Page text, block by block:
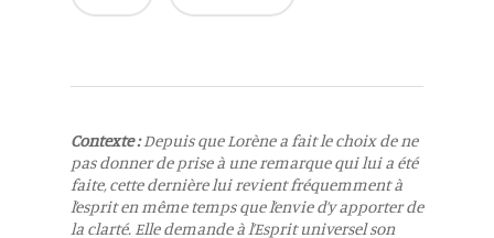
Contexte :Depuis que Lorène a fait le choix de ne
pas donner de prise à une remarque qui lui a été
faite, cette dernière lui revient fréquemment à
l’esprit en même temps que l’envie d’y apporter de
la clarté. Elle demande à l’Esprit universel son